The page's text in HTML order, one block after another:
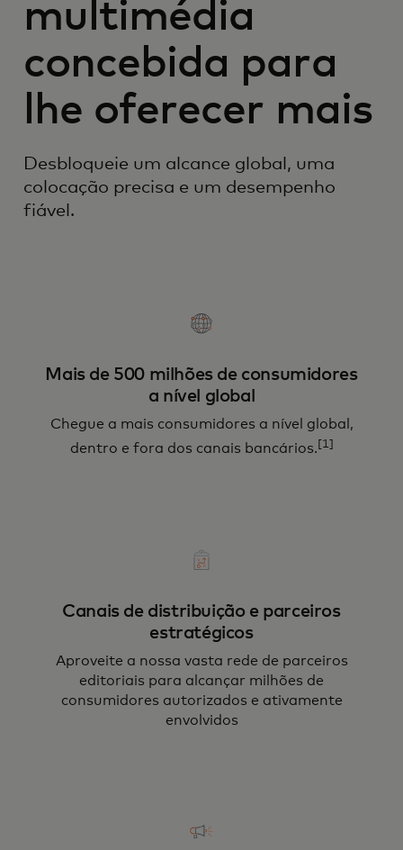
multimédia
concebida para
lhe oferecer mais
Desbloqueie um alcance global, uma
colocação precisa e um desempenho
fiável.
Mais de 500 milhões de consumidores
a nível global
Chegue a mais consumidores a nível global,
dentro e fora dos canais bancários. [1]
Canais de distribuição e parceiros
estratégicos
Aproveite a nossa vasta rede de parceiros
editoriais para alcançar milhões de
consumidores autorizados e ativamente
envolvidos